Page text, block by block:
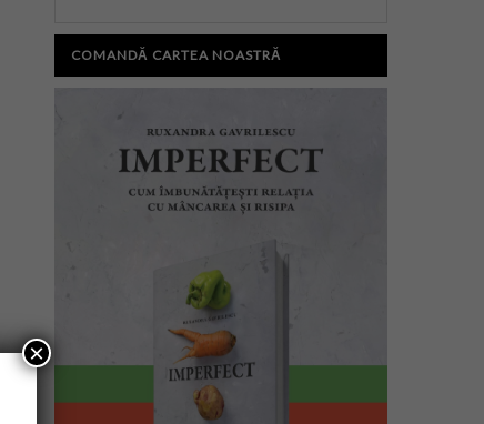
COMANDĂ CARTEA NOASTRĂ
×